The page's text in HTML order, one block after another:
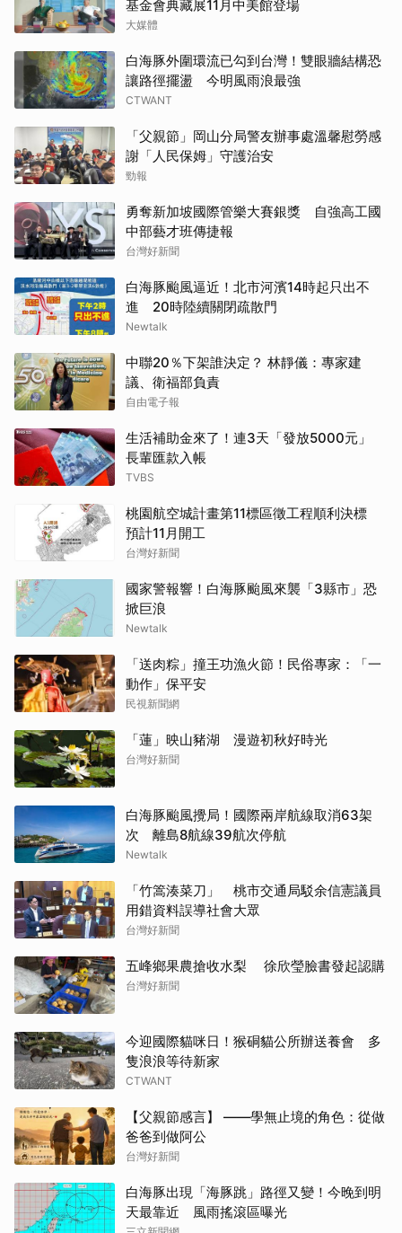
基金會典藏展11月中美館登場
大媒體
白海豚外圍環流已勾到台灣！雙眼牆結構恐
讓路徑擺盪 今明風雨浪最強
CTWANT
「父親節」岡山分局警友辦事處溫馨慰勞感
謝「人民保姆」守護治安
勁報
勇奪新加坡國際管樂大賽銀獎 自強高工國
中部藝才班傳捷報
台灣好新聞
白海豚颱風逼近！北市河濱14時起只出不
進 20時陸續關閉疏散門
Newtalk
中聯20％下架誰決定？ 林靜儀：專家建
議、衛福部負責
自由電子報
生活補助金來了！連3天「發放5000元」
長輩匯款入帳
TVBS
桃園航空城計畫第11標區徵工程順利決標
預計11月開工
台灣好新聞
國家警報響！白海豚颱風來襲「3縣市」恐
掀巨浪
Newtalk
「送肉粽」撞王功漁火節！民俗專家：「一
動作」保平安
民視新聞網
「蓮」映山豬湖 漫遊初秋好時光
台灣好新聞
白海豚颱風攪局！國際兩岸航線取消63架
次 離島8航線39航次停航
Newtalk
「竹篙湊菜刀」 桃市交通局駁余信憲議員
用錯資料誤導社會大眾
台灣好新聞
五峰鄉果農搶收水梨 徐欣瑩臉書發起認購
台灣好新聞
今迎國際貓咪日！猴硐貓公所辦送養會 多
隻浪浪等待新家
CTWANT
【父親節感言】 ——學無止境的角色：從做
爸爸到做阿公
台灣好新聞
白海豚出現「海豚跳」路徑又變！今晚到明
天最靠近 風雨搖滾區曝光